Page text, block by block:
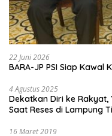
22 Juni 2026
BARA-JP PSI Siap
4 Agustus 2025
Dekatkan Diri ke Rakyat,
Saat Reses di Lampung
16 Maret 2019